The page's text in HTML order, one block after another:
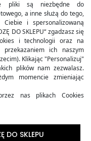
pliki są niezbędne do
a inne służą do tego,
i spersonalizowaną
DO SKLEPU“ zgadzasz się
i technologii oraz na
przekazaniem ich naszym
Klikając "Personalizuj"
plików nam zezwalasz.
momencie zmieniając
nas plikach Cookies
DO SKLEPU